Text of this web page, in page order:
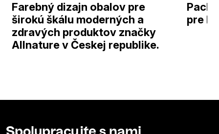
Farebný dizajn obalov pre
širokú škálu moderných a
zdravých produktov značky
Allnature v Českej republike.
pre